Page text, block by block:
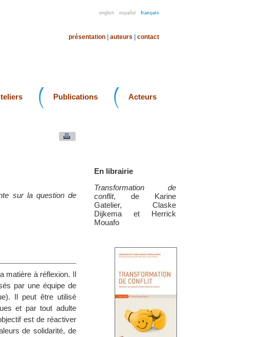
english español français
présentation auteurs contact
Publications Acteurs
En librairie
Transformation de
conflit, de Karine
Gatelier, Claske
Dijkema et Herrick
Mouafo
sur la question de
matière à réflexion. Il
par une équipe de
Il peut être utilisé
et par tout adulte
est de réactiver
de solidarité, de